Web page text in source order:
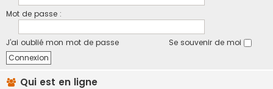
Mot de passe :
J’ai oublié mon mot de passe Se souvenir de moi
Qui est en ligne